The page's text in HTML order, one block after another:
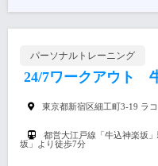
パーソナルトレーニング
24/7ワークアウト
東京都新宿区細工町3-19 ラ
都営大江戸線「牛込神楽坂
坂」より徒歩7分